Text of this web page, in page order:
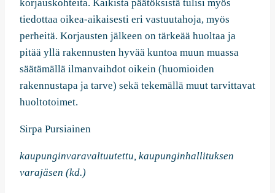
korjauskohteita. Kaikista päätöksistä tulisi myös
tiedottaa oikea-aikaisesti eri vastuutahoja, myös
perheitä. Korjausten jälkeen on tärkeää huoltaa ja
pitää yllä rakennusten hyvää kuntoa muun muassa
säätämällä ilmanvaihdot oikein (huomioiden
rakennustapa ja tarve) sekä tekemällä muut tarvittavat
huoltotoimet.
Sirpa Pursiainen
kaupunginvaravaltuutettu, kaupunginhallituksen
varajäsen (kd.)